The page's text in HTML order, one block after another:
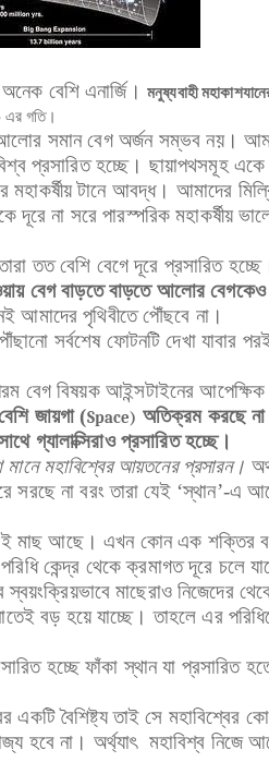
বেশি এনার্জি। মনুষ্যবাহী
এর গতি।
সমান বেগ অর্জন সম্ভব নয়।
প্রসারিত হচ্ছে। ছায়াপথসমূহ
মহাকর্ষীয় টানে আবদ্ধ। আমাদের
দূরে না সরে পারস্পরিক মহাকর্ষীয়
তত বেশি বেগে দূরে প্রসারিত
বেগ বাড়তে বাড়তে আলোর
আমাদের পৃথিবীতে পৌঁছবে না।
সর্বশেষ ফোটনটি দেখা যাবার পরই
বেগ বিষয়ক আইন্সটাইনের
জায়গা (Space) অতিক্রম করছে
গ্যালাক্সিরাও প্রসারিত হচ্ছে।
মানে মহাবিশ্বের আয়তনের প্রসারন।
সরছে না বরং তারা যেই ‘স্থান’-এ
মাছ আছে। এখন কোন এক শক্তির
পরিধি কেন্দ্র থেকে ক্রমাগত দূরে চলে
মাছেরাও নিজেদের
বড় হয়ে যাচ্ছে। তাহলে এর
হচ্ছে ফাঁকা স্থান যা প্রসারিত
বৈশিষ্ট্য তাই সে মহাবিশ্বের
হবে না। অর্থ্যাৎ মহাবিশ্ব নিজে